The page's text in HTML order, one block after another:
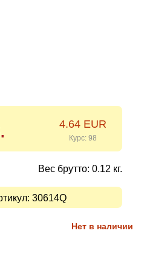
4.64 EUR
Курс: 98
Вес брутто: 0.12 кг.
30614Q
Нет в наличии